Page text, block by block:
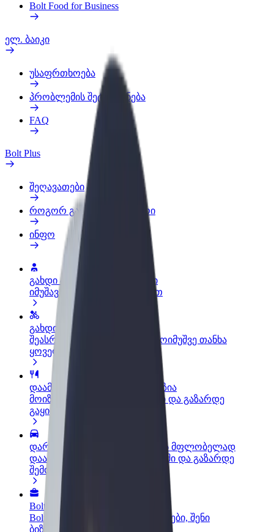
Bolt Food for Business
ელ. ბაიკი
უსაფრთხოება
პრობლემის შეტყობინება
FAQ
Bolt Plus
შეღავათები
როგორ გავხდე გამომწერი
ინფო
გახდი პარტნიორი მძღოლი
იმუშავე საკუთარი გრაფიკით
გახდი კურიერი
შეასრულე შეკვეთები და გამოიმუშვე თანხა
ყოველკვირეულად
დაამატე რესტორანი ან მაღაზია
მოიზიდე მეტი მომხმარებელი და გაზარდე
გაყიდვები
დარეგისტრირდი ავტოპარკის მფლობელად
დაამატე შენი ავტოპარკი Bolt-ში და გაზარდე
შემოსავალი
Bolt ბიზნესისთვის
Bolt-ის პროდუქტები და სერვისები, შენი
ბიზნესისთვის